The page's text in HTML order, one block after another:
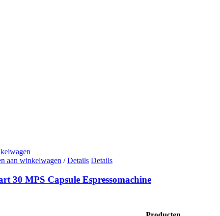
aan winkelwagen / Details Details
30 MPS Capsule Espressomachine